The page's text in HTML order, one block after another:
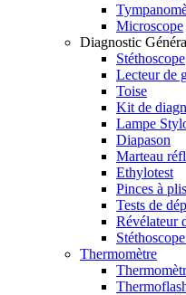
Microscope
Diagnostic
Stéthoscope
Lecteur de
Toise
Kit de
Lampe
Diapason
Marteau
Ethylotest
Pinces à
Tests de
Révélateur
Thermomètre